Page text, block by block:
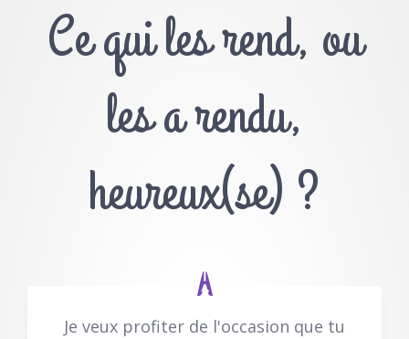
Ce qui les rend, ou
les a rendu,
heureux(se) ?
Je veux profiter de l'occasion que tu